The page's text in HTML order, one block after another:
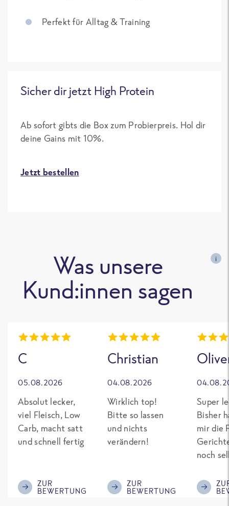
Perfekt für Alltag & Training
Sicher dir jetzt High Protein
Ab sofort gibts die Box zum Probierpreis. Hol dir
deine Gains mit 10%.
Jetzt bestellen
Was unsere
Kund:innen sagen
i
C
05.08.2026
Absolut lecker,
viel Fleisch, Low
Carb, macht satt
und schnell fertig
ZUR
BEWERTUNG
Christian
04.08.2026
Wirklich top!
Bitte so lassen
und nichts
verändern!
ZUR
BEWERTUNG
Super
Bisher
mir die
noch
Eiweiß.
was